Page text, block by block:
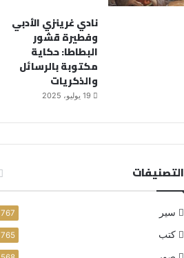
نادي غرينزي الأدبي
وفطيرة قشور
البطاطا: حكاية
مكتوبة بالرسائل
والذكريات
19 يوليو، 2025
التصنيفات
سير 767
كتب 765